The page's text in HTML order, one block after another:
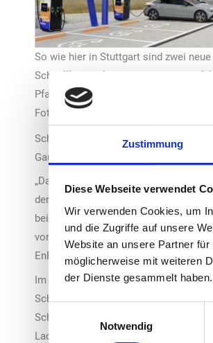
Zustimmung
Diese Webseite verwendet
Wir verwenden Cookies, um
und die Zugriffe auf unsere
Website an unsere Partner
möglicherweise mit weiteren
der Dienste gesammelt haben.
Notwendig
So wie hier in Stuttgart sind zwei neue
Schnellladeparks in Nordrhein-
Pfalz in Betrieb.
Foto: EnBW / Fotograf: Endre Dulic
Schnellladestandorte verfügen zudem
Gau-Bickelheim mit 100 Prozent
„Das Laden des Elektroautos muss
der als Chief Innovation & New
beim Ausbau der bundesweiten
vor Ort aus: Neben einer schnellen
EnBW-Schnellladestandorte unter
Im vergangenen Jahr hat die EnBW
Schnellladepunkten betreibt das
Schnellladepunkte betreiben. Damit
Ladeinfrastruktur in Deutschland von